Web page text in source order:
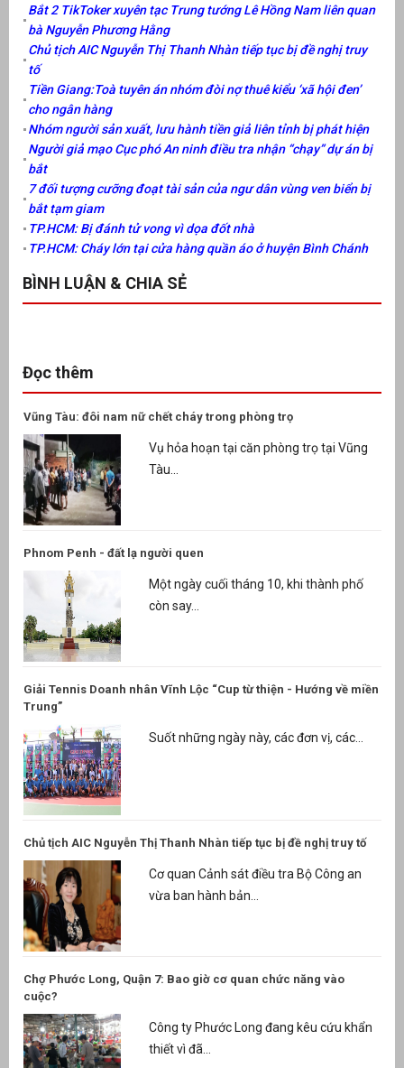
Bắt 2 TikToker xuyên tạc Trung tướng Lê Hồng Nam liên quan
bà Nguyễn Phương Hằng
Chủ tịch AIC Nguyễn Thị Thanh Nhàn tiếp tục bị đề nghị truy
tố
Tiền Giang:Toà tuyên án nhóm đòi nợ thuê kiểu ‘xã hội đen’
cho ngân hàng
Nhóm người sản xuất, lưu hành tiền giả liên tỉnh bị phát hiện
Người giả mạo Cục phó An ninh điều tra nhận “chạy” dự án bị
bắt
7 đối tượng cưỡng đoạt tài sản của ngư dân vùng ven biển bị
bắt tạm giam
TP.HCM: Bị đánh tử vong vì dọa đốt nhà
TP.HCM: Cháy lớn tại cửa hàng quần áo ở huyện Bình Chánh
BÌNH LUẬN & CHIA SẺ
Đọc thêm
Vũng Tàu: đôi nam nữ chết cháy trong phòng trọ
Vụ hỏa hoạn tại căn phòng trọ tại Vũng
Tàu...
Phnom Penh - đất lạ người quen
Một ngày cuối tháng 10, khi thành phố
còn say...
Giải Tennis Doanh nhân Vĩnh Lộc “Cup từ thiện - Hướng về miền
Trung”
Suốt những ngày này, các đơn vị, các...
Chủ tịch AIC Nguyễn Thị Thanh Nhàn tiếp tục bị đề nghị truy tố
Cơ quan Cảnh sát điều tra Bộ Công an
vừa ban hành bản...
Chợ Phước Long, Quận 7: Bao giờ cơ quan chức năng vào
cuộc?
Công ty Phước Long đang kêu cứu khẩn
thiết vì đã...